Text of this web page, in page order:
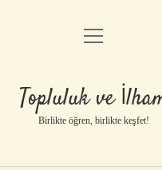
Anasayfa
Gizlilik Politikası
Yasal Uyarı
menüyü
Topluluk ve
Birlikte öğren, birlikte keşfet!